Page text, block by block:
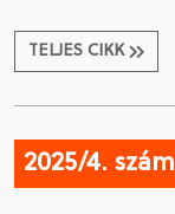
TELJES CIKK
2025/4. szám